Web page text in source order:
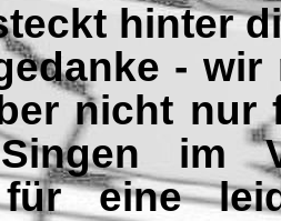
hinter
- wir
nicht nur
im
für eine